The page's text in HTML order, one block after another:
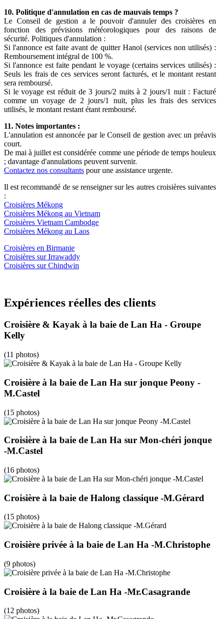
10. Politique d'annulation en cas de mauvais temps ?
Le Conseil de gestion a le pouvoir d'annuler des croisières en
fonction des prévisions météorologiques pour des raisons de
sécurité. Politiques d'annulation :
Si l'annonce est faite avant de quitter Hanoï (services non utilisés) :
Remboursement intégral de 100 %.
Si l'annonce est faite pendant le voyage (certains services utilisés) :
Seuls les frais de ces services seront facturés, et le montant restant
sera remboursé.
Si le voyage est réduit de 3 jours/2 nuits à 2 jours/1 nuit : Facturé
comme un voyage de 2 jours/1 nuit, plus les frais des services
utilisés, le montant restant étant remboursé.
11. Notes importantes :
L'annulation est annoncée par le Conseil de gestion avec un préavis
court.
De mai à juillet est considérée comme une période de temps houleux
; davantage d'annulations peuvent survenir.
Contactez nos consultants pour une assistance urgente.
Il est recommandé de se renseigner sur les autres croisières suivantes
:
Croisières Mékong
Croisières Mékong au Vietnam
Croisières Vietnam Cambodge
Croisières Mékong au Laos
Croisières en Birmanie
Croisières sur Irrawaddy
Croisières sur Chindwin
Expériences réelles des clients
Croisière & Kayak à la baie de Lan Ha - Groupe
Kelly
(11 photos)
Croisière à la baie de Lan Ha sur jonque Peony -
M.Castel
(15 photos)
Croisière à la baie de Lan Ha sur Mon-chéri jonque
-M.Castel
(16 photos)
Croisière à la baie de Halong classique -M.Gérard
(15 photos)
Croisière privée à la baie de Lan Ha -M.Christophe
(9 photos)
Croisière à la baie de Lan Ha -Mr.Casagrande
(12 photos)